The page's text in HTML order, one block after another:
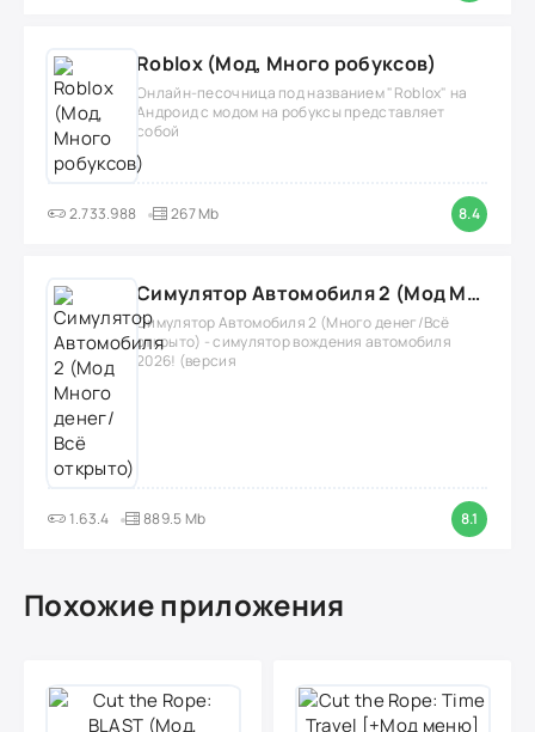
Roblox (Мод, Много робуксов)
Онлайн-песочница под названием "Roblox" на
Андроид с модом на робуксы представляет
собой
2.733.988 267 Mb 8.4
Симулятор Автомобиля 2 (Мод Много денег/Всё открыто)
Симулятор Автомобиля 2 (Много денег/Всё
открыто) - симулятор вождения автомобиля
2026! (версия
1.63.4 889.5 Mb 8.1
Похожие приложения